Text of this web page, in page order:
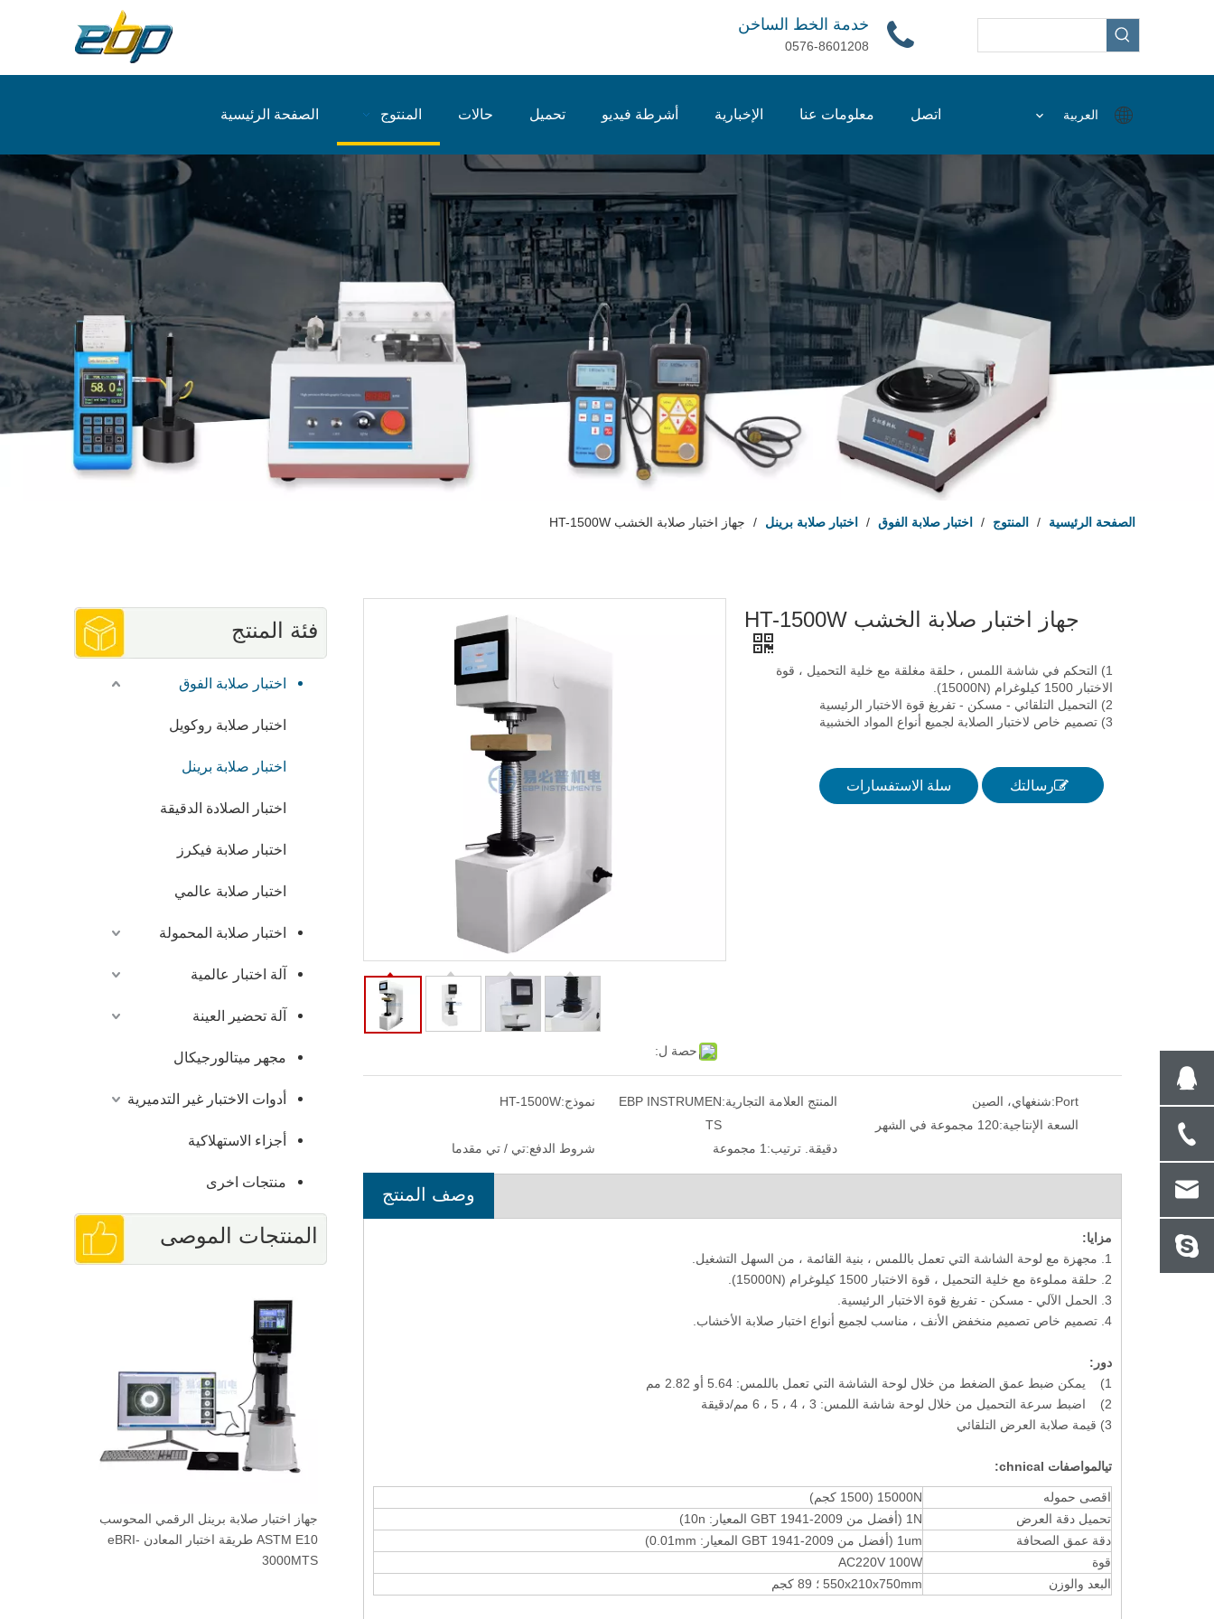
خدمة الخط الساخن
0576-8601208
اتصل معلومات عنا الإخبارية أشرطة فيديو تحميل حالات المنتوج الصفحة الرئيسية العربية
الصفحة الرئيسية / المنتوج / اختبار صلابة الفوق / اختبار صلابة برينل / جهاز اختبار صلابة الخشب HT-1500W
فئة المنتج
اختبار صلابة الفوق
اختبار صلابة روكويل
اختبار صلابة برينل
اختبار الصلادة الدقيقة
اختبار صلابة فيكرز
اختبار صلابة عالمي
اختبار صلابة المحمولة
آلة اختبار عالمية
آلة تحضير العينة
مجهر ميتالورجيكال
أدوات الاختبار غير التدميرية
أجزاء الاستهلاكية
منتجات اخرى
المنتجات الموصى
جهاز اختبار صلابة برينل الرقمي المحوسب
ASTM E10 طريقة اختبار المعادن eBRI-
3000MTS
الرقمية فيكرز صلابة اختبار الماكرو صلبة HV مقياس اختبار صلابة الماكرو التلقائي فيكرز برنامج قياس صلابة برينل iVision-HB لاختبار
حصة ل:
جهاز اختبار صلابة الخشب HT-1500W
1) التحكم في شاشة اللمس ، حلقة مغلقة مع خلية التحميل ، قوة
الاختبار 1500 كيلوغرام (15000N).
2) التحميل التلقائي - مسكن - تفريغ قوة الاختبار الرئيسية
3) تصميم خاص لاختبار الصلابة لجميع أنواع المواد الخشبية
رسالتك سلة الاستفسارات
نموذج:HT-1500W المنتج العلامة التجارية:EBP INSTRUMEN
TS
Port: شنغهاي، الصين
السعة الإنتاجية:120 مجموعة في الشهر
شروط الدفع:تي / تي مقدما دقيقة. ترتيب: 1 مجموعة
وصف المنتج
مزايا:
1. مجهزة مع لوحة الشاشة التي تعمل باللمس ، بنية القائمة ، من السهل التشغيل.
2. حلقة مملوءة مع خلية التحميل ، قوة الاختبار 1500 كيلوغرام (15000N).
3. الحمل الآلي - مسكن - تفريغ قوة الاختبار الرئيسية.
4. تصميم خاص تصميم منخفض الأنف ، مناسب لجميع أنواع اختبار صلابة الأخشاب.
دور:
1) يمكن ضبط عمق الضغط من خلال لوحة الشاشة التي تعمل باللمس: 5.64 أو 2.82 مم
2) اضبط سرعة التحميل من خلال لوحة شاشة اللمس: 3 ، 4 ، 5 ، 6 مم/دقيقة
3) قيمة صلابة العرض التلقائي
تيالمواصفات chnical :
اقصى حموله
15000N (1500 كجم)
تحميل دقة العرض
1N (أفضل من GBT 1941-2009 المعيار: 10n)
دقة عمق الصحافة
1um (أفضل من GBT 1941-2009 المعيار: 0.01mm)
قوة
AC220V 100W
البعد والوزن
550x210x750mm ؛ 89 كجم